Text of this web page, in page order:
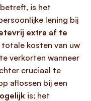
is het
lening bij
extra af te
kosten van uw
verkorten wanneer
cruciaal te
aflossen bij een
is; het